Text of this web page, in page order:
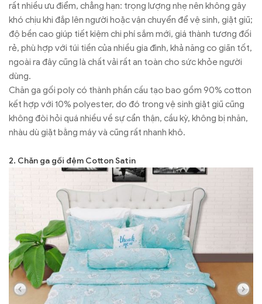
rất nhiều ưu điểm, chẳng hạn: trọng lượng nhẹ nên không gây
khó chịu khi đắp lên người hoặc vận chuyển để vệ sinh, giặt giũ;
độ bền cao giúp tiết kiệm chi phí sắm mới, giá thành tương đối
rẻ, phù hợp với túi tiền của nhiều gia đình, khả năng co giãn tốt,
ngoài ra đây cũng là chất vải rất an toàn cho sức khỏe người
dùng.
Chăn ga gối poly có thành phần cấu tạo bao gồm 90% cotton
kết hợp với 10% polyester, do đó trong vệ sinh giặt giũ cũng
không đòi hỏi quá nhiều về sự cẩn thận, cầu kỳ, không bị nhăn,
nhàu dù giặt bằng máy và cũng rất nhanh khô.
2. Chăn ga gối đệm Cotton Satin